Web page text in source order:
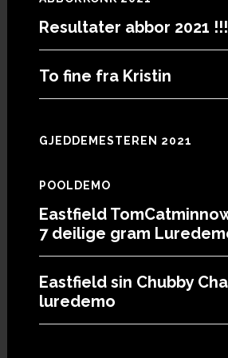
Resultater abbor 2021
To fine fra Kristin
GJEDDEMESTEREN 2021
POOLDEMO
Eastfield
7 deilige gram
Eastfield sin Chubby
luredemo